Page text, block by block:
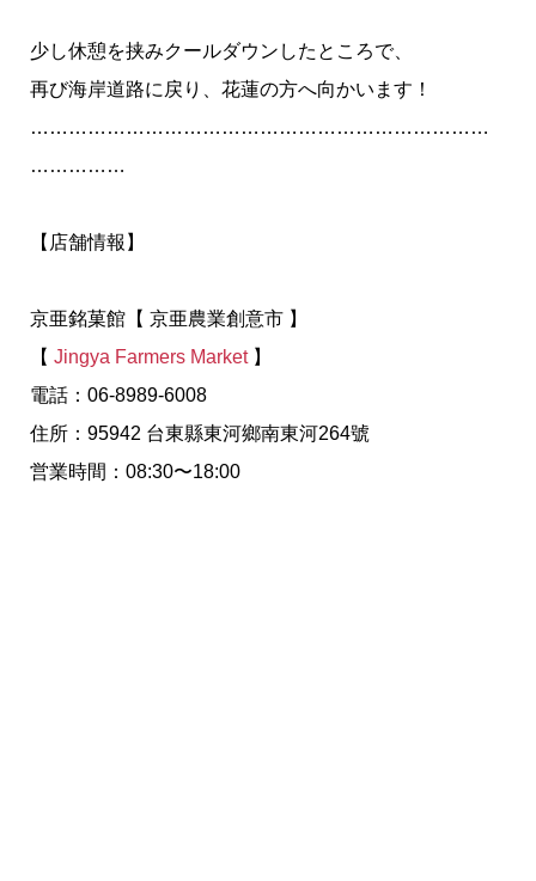
少し休憩を挟みクールダウンしたところで、
再び海岸道路に戻り、花蓮の方へ向かいます！
………………………………………………………………
……………
【店舗情報】
京亜銘菓館【 京亜農業創意市 】
【 Jingya Farmers Market】
電話：06-8989-6008
住所：95942 台東縣東河鄉南東河264號
営業時間：08:30〜18:00